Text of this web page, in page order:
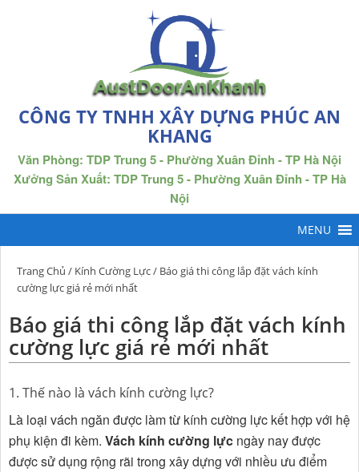
CÔNG TY TNHH XÂY DỰNG PHÚC AN
KHANG
Văn Phòng: TDP Trung 5 - Phường Xuân Đỉnh - TP Hà Nội
Xưởng Sản Xuất: TDP Trung 5 - Phường Xuân Đỉnh - TP Hà
Nội
Trang Chủ / Kính Cường Lực/ Báo giá thi công lắp đặt vách kính
cường lực giá rẻ mới nhất
Báo giá thi công lắp đặt vách kính
cường lực giá rẻ mới nhất
1. Thế nào là vách kính cường lực?
Là loại vách ngăn được làm từ kính cường lực kết hợp với hệ
phụ kiện đi kèm. Vách kính cường lực ngày nay được
được sử dụng rộng rãi trong xây dựng với nhiều ưu điểm